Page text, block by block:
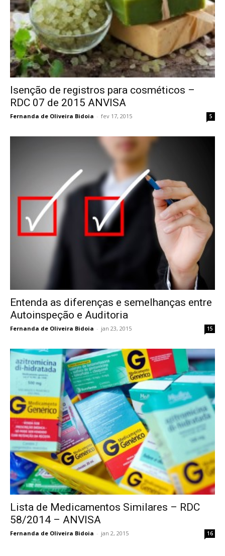
Isenção de registros para cosméticos –
RDC 07 de 2015 ANVISA
Fernanda de Oliveira Bidoia - fev 17, 2015 5
Entenda as diferenças e semelhanças entre
Autoinspeção e Auditoria
Fernanda de Oliveira Bidoia - jan 23, 2015 15
Lista de Medicamentos Similares – RDC
58/2014 – ANVISA
Fernanda de Oliveira Bidoia - jan 2, 2015 16